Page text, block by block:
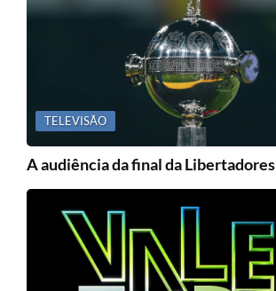
TELEVISÃO
A audiência da final da Libertadores